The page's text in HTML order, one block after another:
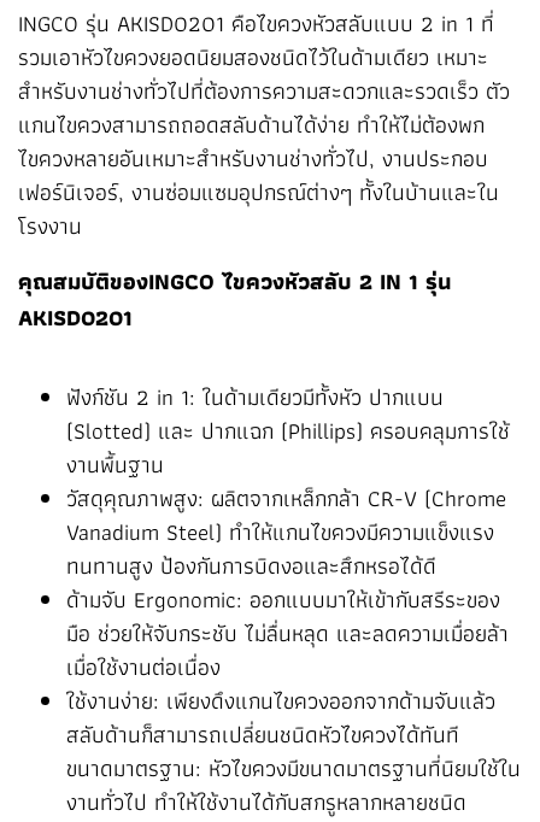
INGCO รุ่น AKISD0201 คือไขควงหัวสลับแบบ 2 in 1 ที่
รวมเอาหัวไขควงยอดนิยมสองชนิดไว้ในด้ามเดียว เหมาะ
สำหรับงานช่างทั่วไปที่ต้องการความสะดวกและรวดเร็ว ตัว
แกนไขควงสามารถถอดสลับด้านได้ง่าย ทำให้ไม่ต้องพก
ไขควงหลายอันเหมาะสำหรับงานช่างทั่วไป, งานประกอบ
เฟอร์นิเจอร์, งานซ่อมแซมอุปกรณ์ต่างๆ ทั้งในบ้านและใน
โรงงาน
คุณสมบัติของINGCO ไขควงหัวสลับ 2 IN 1 รุ่น
AKISD0201
ฟังก์ชัน 2 in 1: ในด้ามเดียวมีทั้งหัว ปากแบน
(Slotted) และ ปากแฉก (Phillips) ครอบคลุมการใช้
งานพื้นฐาน
วัสดุคุณภาพสูง: ผลิตจากเหล็กกล้า CR-V (Chrome
Vanadium Steel) ทำให้แกนไขควงมีความแข็งแรง
ทนทานสูง ป้องกันการบิดงอและสึกหรอได้ดี
ด้ามจับ Ergonomic: ออกแบบมาให้เข้ากับสรีระของ
มือ ช่วยให้จับกระชับ ไม่ลื่นหลุด และลดความเมื่อยล้า
เมื่อใช้งานต่อเนื่อง
ใช้งานง่าย: เพียงดึงแกนไขควงออกจากด้ามจับแล้ว
สลับด้านก็สามารถเปลี่ยนชนิดหัวไขควงได้ทันที
ขนาดมาตรฐาน: หัวไขควงมีขนาดมาตรฐานที่นิยมใช้ใน
งานทั่วไป ทำให้ใช้งานได้กับสกรูหลากหลายชนิด